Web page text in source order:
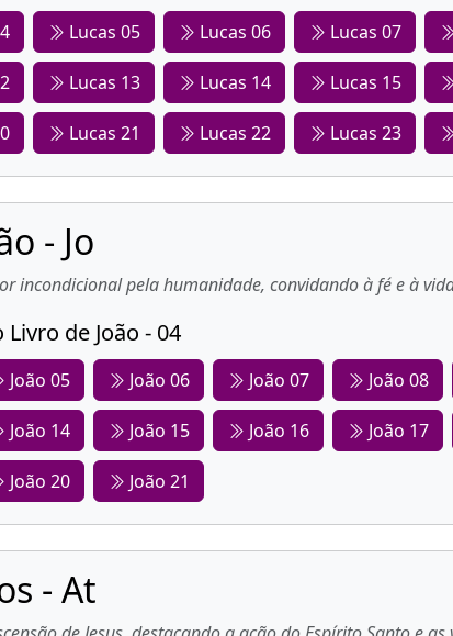
Lucas 05 Lucas 06 Lucas 07
Lucas 13 Lucas 14 Lucas 15
Lucas 21 Lucas 22 Lucas 23
- Jo
incondicional pela humanidade, convidando à fé e à
de João - 04
João 05 João 06 João 07 João 08
João 14 João 15 João 16 João 17
João 20 João 21
- At